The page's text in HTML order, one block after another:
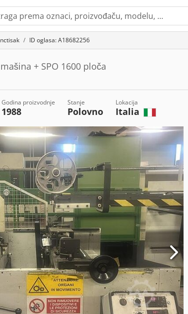
ID oglasa: A18682256
+ SPO 1600 ploča
Godina proizvodnje
1988
Stanje
Polovno
Lokacija
Italia